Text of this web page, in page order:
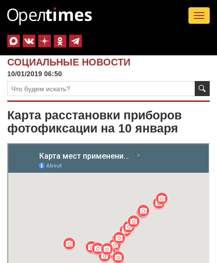
СОЦИАЛЬНЫЕ НОВОСТИ
10/01/2019 06:50
Карта расстановки приборов
фотофиксации на 10 января